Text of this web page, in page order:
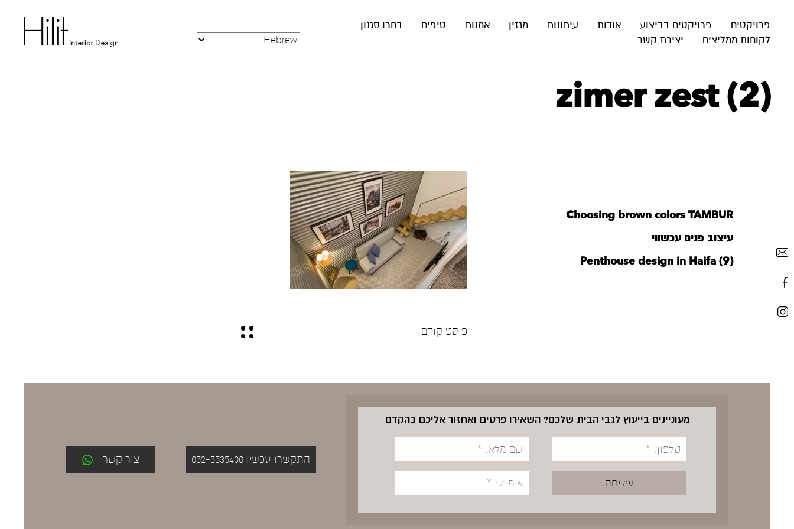
פרויקטים פרויקטים בביצוע אודות עיתונות מגזין אמנות טיפים
בחרו סגנון
לקוחות ממליצים
יצירת קשר
zimer zest (2)
Choosing brown colors TAMBUR
עיצוב פנים עכשווי
Penthouse design in Haifa (9)
פוסט קודם
מעוניינים בייעוץ לגבי הבית שלכם? השאירו פרטים ואחזור אליכם בהקדם
התקשרו עכשיו 052-5535400 צור קשר